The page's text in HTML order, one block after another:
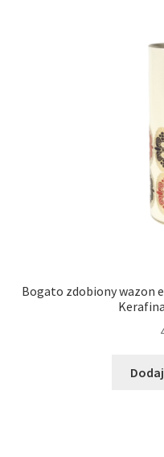
Bogato zdobiony wazon